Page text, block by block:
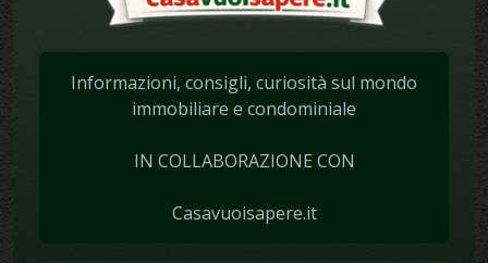
Informazioni, consigli, curiosità sul mondo
immobiliare e condominiale
IN COLLABORAZIONE CON
Casavuoisapere.it